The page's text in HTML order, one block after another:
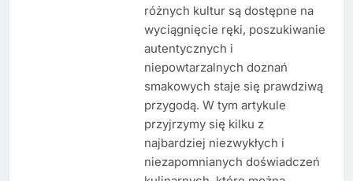
różnych kultur są dostępne na
wyciągnięcie ręki, poszukiwanie
autentycznych i
niepowtarzalnych doznań
smakowych staje się prawdziwą
przygodą. W tym artykule
przyjrzymy się kilku z
najbardziej niezwykłych i
niezapomnianych doświadczeń